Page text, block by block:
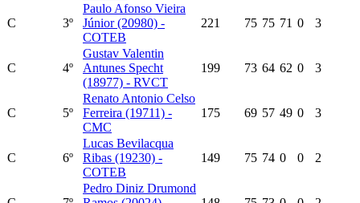
C 3º
Paulo Afonso Vieira
Júnior (20980) -
COTEB
221 75 75 71 0 3
C 4º
Gustav Valentin
Antunes Specht
(18977) - RVCT
199 73 64 62 0 3
C 5º
Renato Antonio Celso
Ferreira (19711) -
CMC
175 69 57 49 0 3
C 6º
Lucas Bevilacqua
Ribas (19230) -
COTEB
149 75 74 0 0 2
Pedro Diniz Drumond